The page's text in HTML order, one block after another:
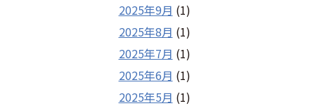
2025年9月 (1)
2025年8月 (1)
2025年7月 (1)
2025年6月 (1)
2025年5月 (1)